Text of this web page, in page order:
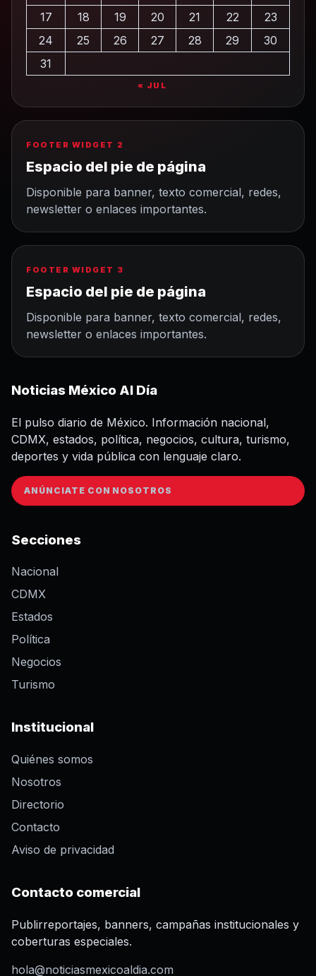
17
18 19 20 21 22
23
24
25 26 27 28 29
30
31
« JUL
FOOTER WIDGET 2
Espacio del pie de página
Disponible para banner, texto comercial, redes,
newsletter o enlaces importantes.
FOOTER WIDGET 3
Espacio del pie de página
Disponible para banner, texto comercial, redes,
newsletter o enlaces importantes.
Noticias México Al Día
El pulso diario de México. Información nacional,
CDMX, estados, política, negocios, cultura, turismo,
deportes y vida pública con lenguaje claro.
ANÚNCIATE CON NOSOTROS
Secciones
Nacional
CDMX
Estados
Política
Negocios
Turismo
Institucional
Quiénes somos
Nosotros
Directorio
Contacto
Aviso de privacidad
Contacto comercial
Publirreportajes, banners, campañas institucionales y
coberturas especiales.
hola@noticiasmexicoaldia.com